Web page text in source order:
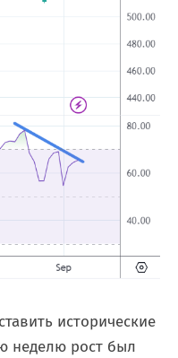
исторические
неделю рост был